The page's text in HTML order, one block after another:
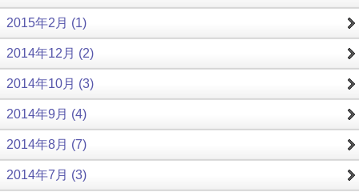
2015年2月 (1)
2014年12月 (2)
2014年10月 (3)
2014年9月 (4)
2014年8月 (7)
2014年7月 (3)